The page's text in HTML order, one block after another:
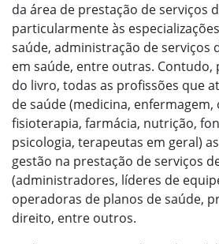
da área de prestação de serviços
particularmente às
saúde, administração de serviços
em saúde, entre outras. Contudo,
do livro, todas as profissões que
de saúde (medicina,
fisioterapia, farmácia, nutrição,
psicologia, terapeutas em geral)
gestão na prestação de serviços
(administradores, líderes de
operadoras de planos de saúde,
direito, entre outros.